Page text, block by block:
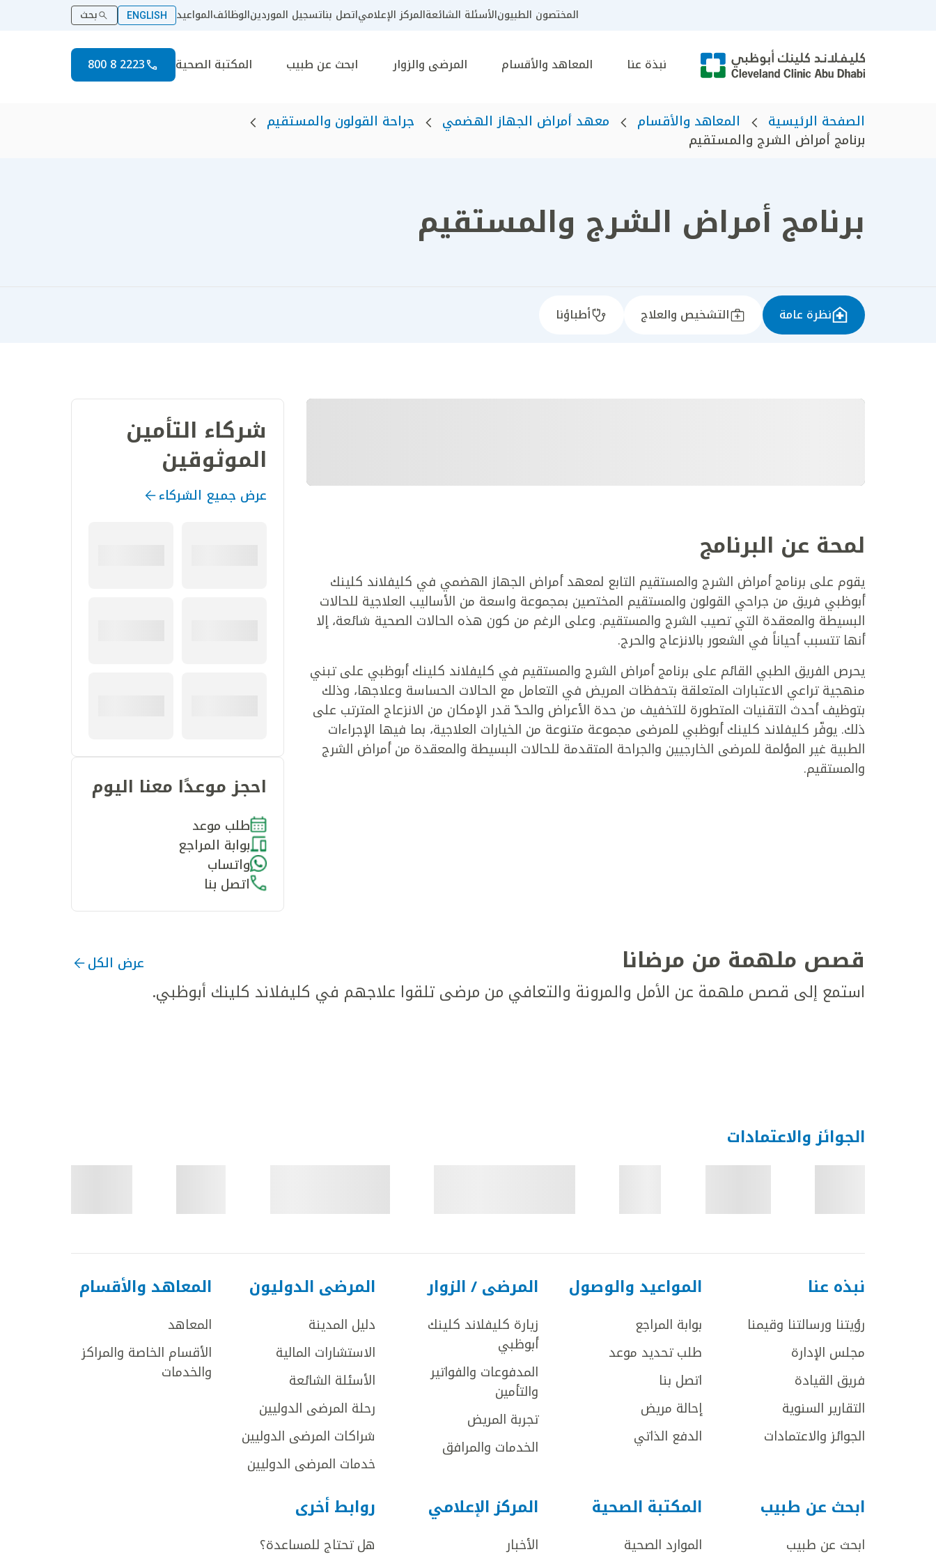
المختصون الطبيونالأسئلة الشائعةالمركز الإعلامياتصل بناتسجيل الموردينالوظائفالمواعيد ENGLISH بحث
نبذة عنا المعاهد والأقسام المرضى والزوار ابحث عن طبيب المكتبة الصحية 2223 8 800
الصفحة الرئيسية المعاهد والأقسام معهد أمراض الجهاز الهضمي جراحة القولون والمستقيم
برنامج أمراض الشرج والمستقيم
برنامج أمراض الشرج والمستقيم
نظرة عامة التشخيص والعلاج أطباؤنا
لمحة عن البرنامج
يقوم على برنامج أمراض الشرج والمستقيم التابع لمعهد أمراض الجهاز الهضمي في كليفلاند كلينك
أبوظبي فريق من جراحي القولون والمستقيم المختصين بمجموعة واسعة من الأساليب العلاجية للحالات
البسيطة والمعقدة التي تصيب الشرج والمستقيم. وعلى الرغم من كون هذه الحالات الصحية شائعة، إلا
أنها تتسبب أحياناً في الشعور بالانزعاج والحرج.
يحرص الفريق الطبي القائم على برنامج أمراض الشرج والمستقيم في كليفلاند كلينك أبوظبي على تبني
منهجية تراعي الاعتبارات المتعلقة بتحفظات المريض في التعامل مع الحالات الحساسة وعلاجها، وذلك
بتوظيف أحدث التقنيات المتطورة للتخفيف من حدة الأعراض والحدّ قدر الإمكان من الانزعاج المترتب على
ذلك. يوفّر كليفلاند كلينك أبوظبي للمرضى مجموعة متنوعة من الخيارات العلاجية، بما فيها الإجراءات
الطبية غير المؤلمة للمرضى الخارجيين والجراحة المتقدمة للحالات البسيطة والمعقدة من أمراض الشرج
والمستقيم.
شركاء التأمين
الموثوقين
عرض جميع الشركاء
احجز موعدًا معنا اليوم
طلب موعد
بوابة المراجع
واتساب
اتصل بنا
قصص ملهمة من مرضانا عرض الكل
استمع إلى قصص ملهمة عن الأمل والمرونة والتعافي من مرضى تلقوا علاجهم في كليفلاند كلينك أبوظبي.
الجوائز والاعتمادات
نبذه عنا
رؤيتنا ورسالتنا وقيمنا
مجلس الإدارة
فريق القيادة
التقارير السنوية
الجوائز والاعتمادات
المواعيد والوصول
بوابة المراجع
طلب تحديد موعد
اتصل بنا
إحالة مريض
الدفع الذاتي
المرضى / الزوار
زيارة كليفلاند كلينك
أبوظبي
المدفوعات والفواتير
والتأمين
تجربة المريض
الخدمات والمرافق
المرضى الدوليون
دليل المدينة
الاستشارات المالية
الأسئلة الشائعة
رحلة المرضى الدوليين
شراكات المرضى الدوليين
خدمات المرضى الدوليين
المعاهد والأقسام
المعاهد
الأقسام الخاصة والمراكز
والخدمات
ابحث عن طبيب
ابحث عن طبيب
المكتبة الصحية
الموارد الصحية
المركز الإعلامي
الأخبار
روابط أخرى
هل تحتاج للمساعدة؟